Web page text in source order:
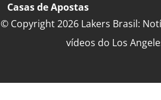
Casas de Apostas
© Copyright 2026 Lakers Brasil:
vídeos do Los